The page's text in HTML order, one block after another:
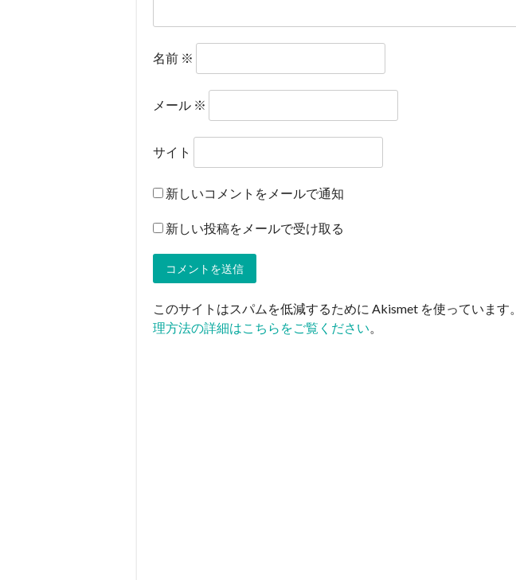
名前 ※
メール ※
サイト
新しいコメントをメールで通知
新しい投稿をメールで受け取る
このサイトはスパムを低減するために Akismet を使っています。
理方法の詳細はこちらをご覧ください